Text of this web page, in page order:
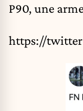
P90, une
https://